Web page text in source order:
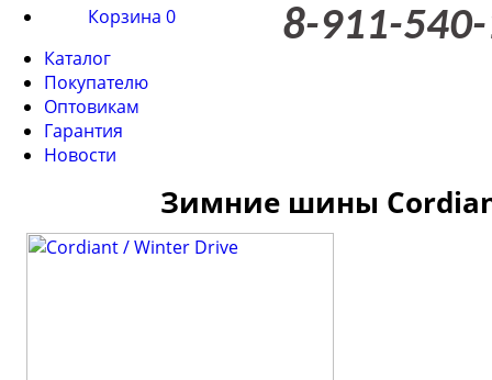
8-911-
Корзина 0
Каталог
Покупателю
Оптовикам
Гарантия
Новости
Зимние шины